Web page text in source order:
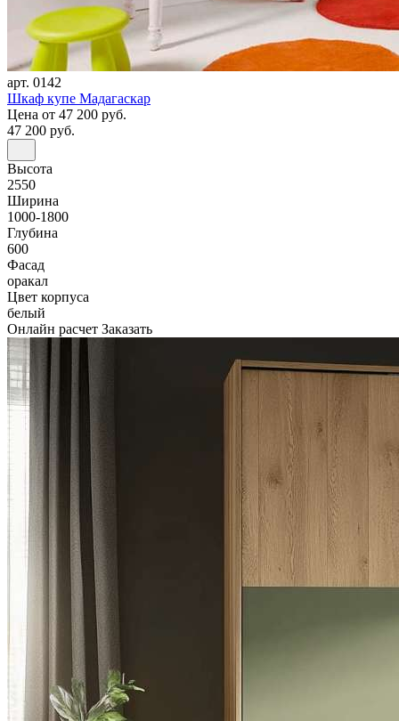
арт. 0142
Шкаф купе Мадагаскар
Цена от 47 200 руб.
47 200 руб.
Высота
2550
Ширина
1000-1800
Глубина
600
Фасад
оракал
Цвет корпуса
белый
Онлайн расчет Заказать